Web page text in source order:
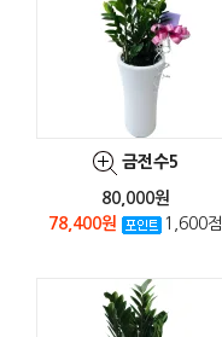
금전수5
80,000원
78,400원
1,600점